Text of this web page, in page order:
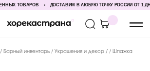
ТОВАРОВ ДОСТАВИМ В ЛЮБУЮ ТОЧКУ РОССИИ ОТ 1 ДНЯ
Барный инвентарь Украшения и декор
Шпажка